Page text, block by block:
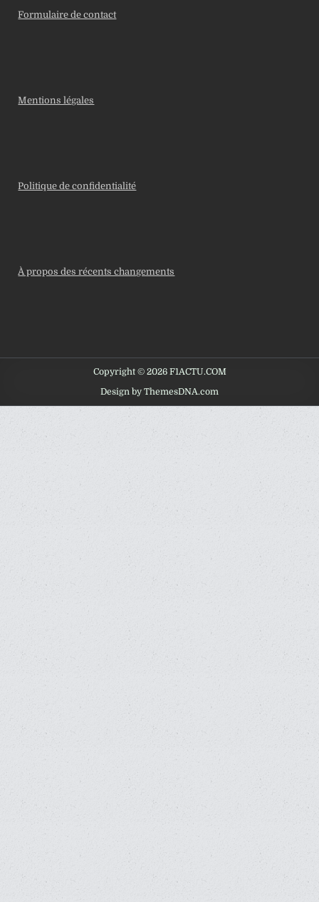
Formulaire de contact
Mentions légales
Politique de confidentialité
À propos des récents changements
Copyright © 2026 F1ACTU.COM
Design by ThemesDNA.com